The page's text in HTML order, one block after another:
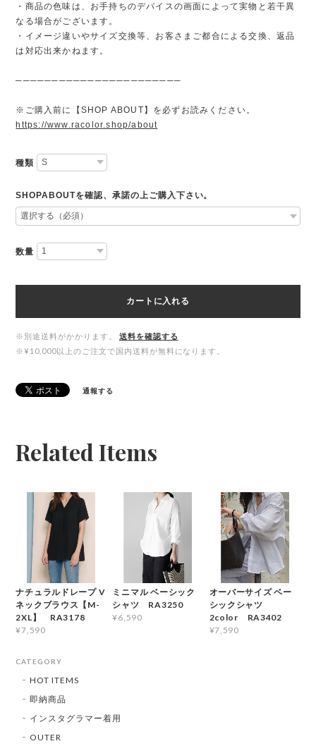
・商品の色味は、お手持ちのデバイスの画面によって実物と若干異
なる場合がございます。
・イメージ違いやサイズ交換等、お客さまご都合による交換、返品
は対応出来かねます。
───────────────────────
※ご購入前に【SHOP ABOUT】を必ずお読みください。
https://www.racolor.shop/about
種類
SHOPABOUTを確認、承諾の上ご購入下さい。
数量
カートに入れる
※別途送料がかかります。
送料を確認する
※¥10,000以上のご注文で国内送料が無料になります。
通報する
Related Items
ナチュラルドレープ V
ネックブラウス【M-
2XL】 RA3178
¥7,590
ミニマル ベーシック
シャツ RA3250
¥6,590
オーバーサイズ ベー
シックシャツ
2color RA3402
¥7,590
CATEGORY
HOT ITEMS
即納商品
インスタグラマー着用
OUTER